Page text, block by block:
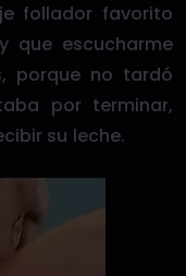
follador favorito
que escucharme
porque no tardó
por terminar,
su leche.